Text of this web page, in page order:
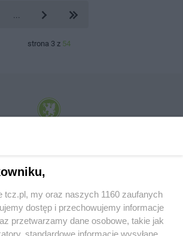
strona 3 z 54
Sp. z o.o. Internetowy Serwis Informacyjny Miasta
tcz.pl, my oraz naszych 1160 zaufanych
dostęp i przechowujemy informacje
przetwarzamy dane osobowe, takie jak
standardowe informacje wysyłane